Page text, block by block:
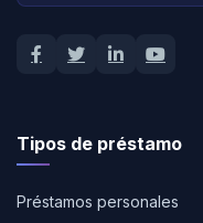
Tipos de préstamo
Préstamos personales